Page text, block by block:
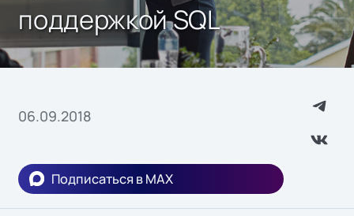
поддержкой SQL
06.09.2018
Подписаться в MAX